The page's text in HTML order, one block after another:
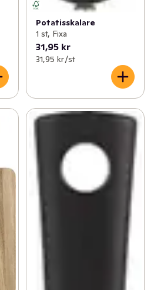
Potatisskalare
1 st, Fixa
31,95 kr
31,95 kr /st